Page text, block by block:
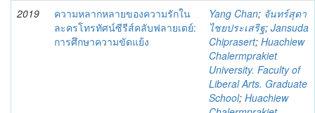
2019
ความหลากหลายของความรักใน
ละครโทรทัศน์ซีรีส์คลับฟลายเดย์:
การศึกษาความขัดแย้ง
Yang Chan; จันทร์สุดา
ไชยประเสริฐ; Jansuda
Chiprasert; Huachiew
Chalermprakiet
University. Faculty of
Liberal Arts. Graduate
School; Huachiew